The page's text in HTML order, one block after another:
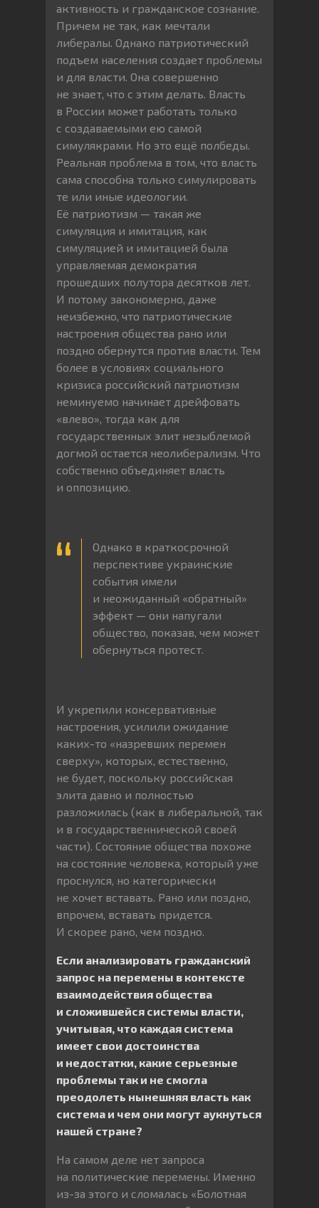
активность и гражданское сознание.
Причем не так, как мечтали
либералы. Однако патриотический
подъем населения создает проблемы
и для власти. Она совершенно
не знает, что с этим делать. Власть
в России может работать только
с создаваемыми ею самой
симулякрами. Но это ещё полбеды.
Реальная проблема в том, что власть
сама способна только симулировать
те или иные идеологии.
Её патриотизм — такая же
симуляция и имитация, как
симуляцией и имитацией была
управляемая демократия
прошедших полутора десятков лет.
И потому закономерно, даже
неизбежно, что патриотические
настроения общества рано или
поздно обернутся против власти. Тем
более в условиях социального
кризиса российский патриотизм
неминуемо начинает дрейфовать
«влево», тогда как для
государственных элит незыблемой
догмой остается неолиберализм. Что
собственно объединяет власть
и оппозицию.
Однако в краткосрочной
перспективе украинские
события имели
и неожиданный «обратный»
эффект — они напугали
общество, показав, чем может
обернуться протест.
И укрепили консервативные
настроения, усилили ожидание
каких-то «назревших перемен
сверху», которых, естественно,
не будет, поскольку российская
элита давно и полностью
разложилась (как в либеральной, так
и в государственнической своей
части). Состояние общества похоже
на состояние человека, который уже
проснулся, но категорически
не хочет вставать. Рано или поздно,
впрочем, вставать придется.
И скорее рано, чем поздно.
Если анализировать гражданский
запрос на перемены в контексте
взаимодействия общества
и сложившейся системы власти,
учитывая, что каждая система
имеет свои достоинства
и недостатки, какие серьезные
проблемы так и не смогла
преодолеть нынешняя власть как
система и чем они могут аукнуться
нашей стране?
На самом деле нет запроса
на политические перемены. Именно
из-за этого и сломалась «Болотная